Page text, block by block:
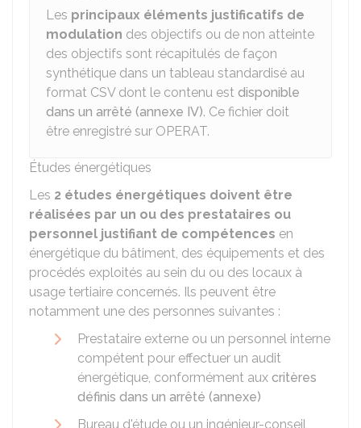
Les principaux éléments justificatifs de
modulation des objectifs ou de non atteinte
des objectifs sont récapitulés de façon
synthétique dans un tableau standardisé au
format CSV dont le contenu est disponible
dans un arrêté (annexe IV). Ce fichier doit
être enregistré sur OPERAT.
Études énergétiques
Les 2 études énergétiques doivent être
réalisées par un ou des prestataires ou
personnel justifiant de compétences en
énergétique du bâtiment, des équipements et des
procédés exploités au sein du ou des locaux à
usage tertiaire concernés. Ils peuvent être
notamment une des personnes suivantes :
Prestataire externe ou un personnel interne
compétent pour effectuer un audit
énergétique, conformément aux critères
définis dans un arrêté (annexe)
Bureau d'étude ou un ingénieur-conseil,